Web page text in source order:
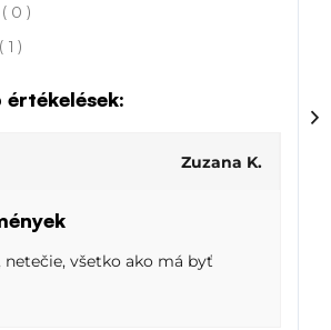
( 0 )
( 1 )
Zuzana K.
netečie, všetko ako má byť